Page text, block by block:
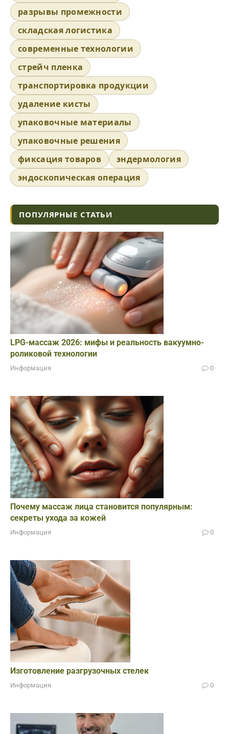
разрывы промежности
складская логистика
современные технологии
стрейч пленка
транспортировка продукции
удаление кисты
упаковочные материалы
упаковочные решения
фиксация товаров
эндермология
эндоскопическая операция
ПОПУЛЯРНЫЕ СТАТЬИ
LPG-массаж 2026: мифы и реальность вакуумно-
роликовой технологии
Информация 0
Почему массаж лица становится популярным:
секреты ухода за кожей
Информация 0
Изготовление разгрузочных стелек
Информация 0